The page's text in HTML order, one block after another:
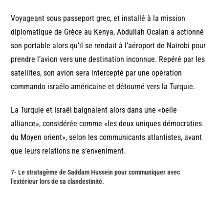
Voyageant sous passeport grec, et installé à la mission
diplomatique de Grèce au Kenya, Abdullah Ocalan a actionné
son portable alors qu’il se rendait à l’aéroport de Nairobi pour
prendre l’avion vers une destination inconnue. Repéré par les
satellites, son avion sera intercepté par une opération
commando israélo-américaine et détourné vers la Turquie.
La Turquie et Israël baignaient alors dans une «belle
alliance», considérée comme «les deux uniques démocraties
du Moyen orient», selon les communicants atlantistes, avant
que leurs relations ne s’enveniment.
7- Le stratagème de Saddam Hussein pour communiquer avec
l’extérieur lors de sa clandestinité.